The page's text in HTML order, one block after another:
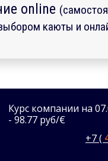
online
каюты и
Курс компании на
- 98.77 руб/€
+7 (